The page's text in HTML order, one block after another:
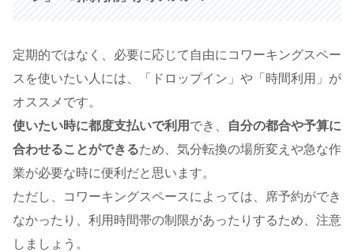
定期的ではなく、必要に応じて自由にコワーキングスペー
スを使いたい人には、「ドロップイン」や「時間利用」が
オススメです。
使いたい時に都度支払いで利用 でき、
自分の都合や予算に
合わせることができるため、気分転換の場所変えや急な作
業が必要な時に便利だと思います。
ただし、コワーキングスペースによっては、席予約ができ
なかったり、利用時間帯の制限があったりするため、注意
しましょう。